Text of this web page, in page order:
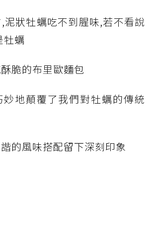
泥狀牡蠣吃不到腥味,若不看說
牡蠣
脆的布里歐麵包
地顛覆了我們對牡蠣的傳統
的風味搭配留下深刻印象